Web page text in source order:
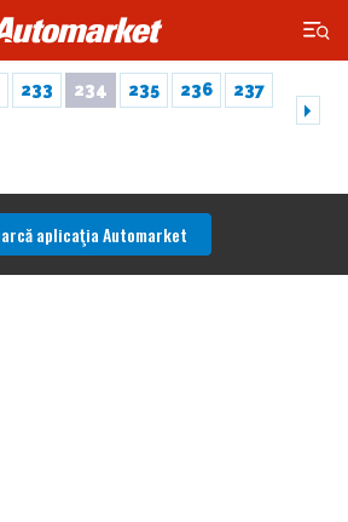
×
233 234 235 236
237
aplicaţia Automarket